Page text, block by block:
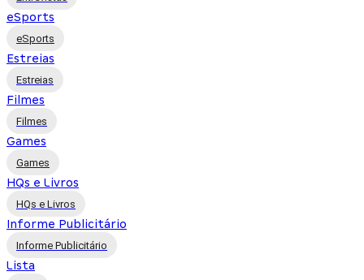
eSports
eSports
Estreias
Estreias
Filmes
Filmes
Games
Games
HQs e Livros
HQs e Livros
Informe Publicitário
Informe Publicitário
Lista